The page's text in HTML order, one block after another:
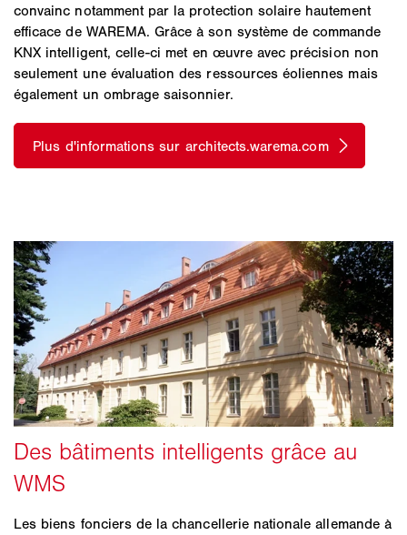
convainc notamment par la protection solaire hautement
efficace de WAREMA. Grâce à son système de commande
KNX intelligent, celle-ci met en œuvre avec précision non
seulement une évaluation des ressources éoliennes mais
également un ombrage saisonnier.
Les biens fonciers de la chancellerie nationale allemande à